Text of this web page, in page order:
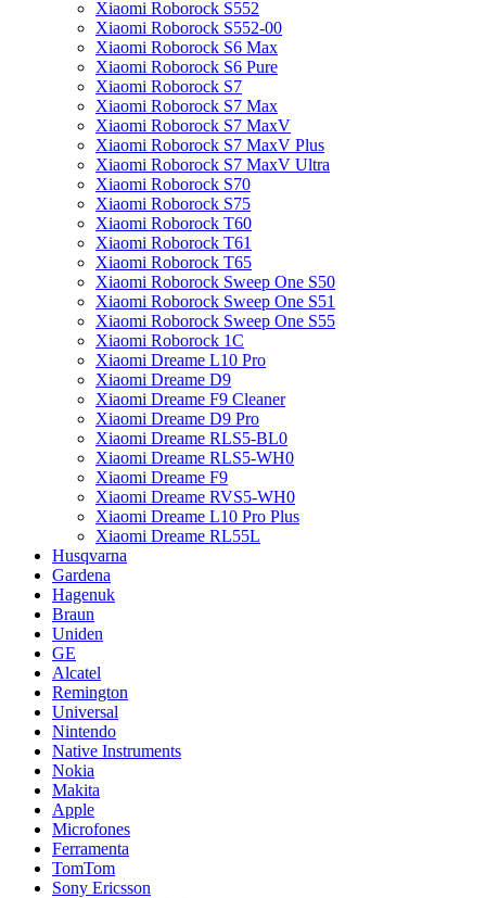
Xiaomi Roborock S552
Xiaomi Roborock S552-00
Xiaomi Roborock S6 Max
Xiaomi Roborock S6 Pure
Xiaomi Roborock S7
Xiaomi Roborock S7 Max
Xiaomi Roborock S7 MaxV
Xiaomi Roborock S7 MaxV Plus
Xiaomi Roborock S7 MaxV Ultra
Xiaomi Roborock S70
Xiaomi Roborock S75
Xiaomi Roborock T60
Xiaomi Roborock T61
Xiaomi Roborock T65
Xiaomi Roborock Sweep One S50
Xiaomi Roborock Sweep One S51
Xiaomi Roborock Sweep One S55
Xiaomi Roborock 1C
Xiaomi Dreame L10 Pro
Xiaomi Dreame D9
Xiaomi Dreame F9 Cleaner
Xiaomi Dreame D9 Pro
Xiaomi Dreame RLS5-BL0
Xiaomi Dreame RLS5-WH0
Xiaomi Dreame F9
Xiaomi Dreame RVS5-WH0
Xiaomi Dreame L10 Pro Plus
Xiaomi Dreame RL55L
Husqvarna
Gardena
Hagenuk
Braun
Uniden
GE
Alcatel
Remington
Universal
Nintendo
Native Instruments
Nokia
Makita
Apple
Microfones
Ferramenta
TomTom
Sony Ericsson